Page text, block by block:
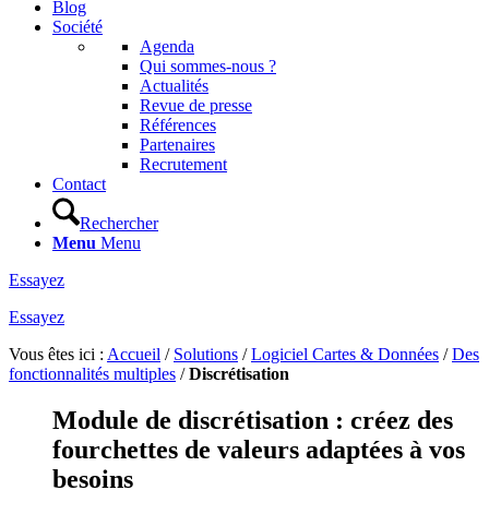
Blog
Société
Agenda
Qui sommes-nous ?
Actualités
Revue de presse
Références
Partenaires
Recrutement
Contact
Rechercher
Menu Menu
Essayez
Essayez
Vous êtes ici : Accueil / Solutions /Logiciel Cartes & Données /Des
fonctionnalités multiples /Discrétisation
Module de discrétisation : créez des
fourchettes de valeurs adaptées à vos
besoins